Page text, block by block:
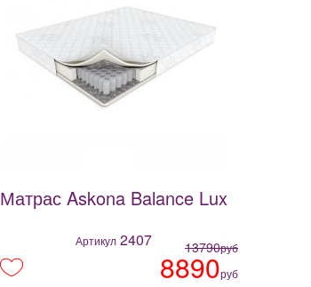
Матрас Askona Balance Lux
Артикул 2407 13790руб
8890руб